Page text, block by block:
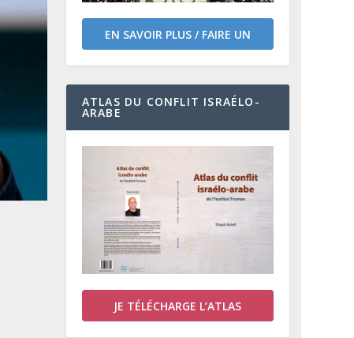
EN SAVOIR PLUS / FAIRE UN
DON
ATLAS DU CONFLIT ISRAÉLO-
ARABE
JE TÉLÉCHARGE L’ATLAS